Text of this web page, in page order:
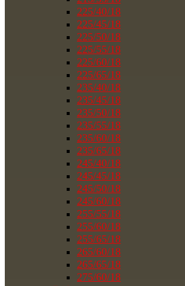
225/40/18
225/45/18
225/50/18
225/55/18
225/60/18
225/65/18
235/40/18
235/45/18
235/50/18
235/55/18
235/60/18
235/65/18
245/40/18
245/45/18
245/50/18
245/60/18
255/55/18
255/60/18
255/65/18
265/60/18
265/65/18
275/60/18